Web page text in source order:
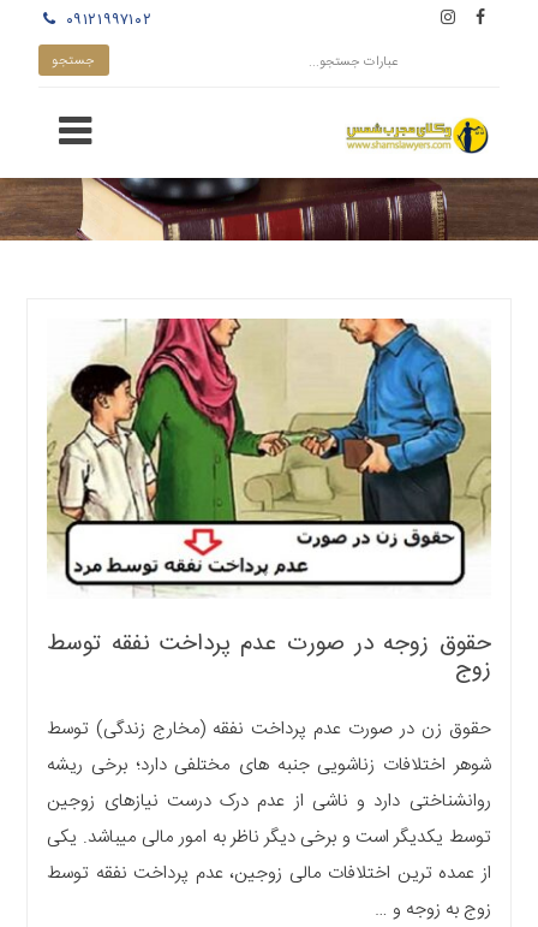
۰۹۱۲۱۹۹۷۱۰۲
حقوق زوجه در صورت عدم پرداخت نفقه توسط
زوج
حقوق زن در صورت عدم پرداخت نفقه (مخارج زندگی) توسط
شوهر اختلافات زناشویی جنبه های مختلفی دارد؛ برخی ریشه
روانشناختی دارد و ناشی از عدم درک درست نیازهای زوجین
توسط یکدیگر است و برخی دیگر ناظر به امور مالی میباشد. یکی
از عمده ترین اختلافات مالی زوجین، عدم پرداخت نفقه توسط
زوج به زوجه و …